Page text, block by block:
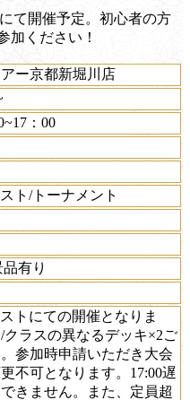
て開催予定。初心者の方
加ください！
ー京都新堀川店
：00
ト/トーナメント
有り
トにての開催となりま
クラスの異なるデッキ×2ご
参加時申請いただき大会
不可となります。17:00遅
きません。また、定員超